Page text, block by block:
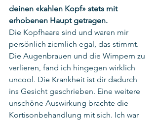
deinen «kahlen Kopf» stets mit
erhobenen Haupt getragen.
Die Kopfhaare sind und waren mir
persönlich ziemlich egal, das stimmt.
Die Augenbrauen und die Wimpern zu
verlieren, fand ich hingegen wirklich
uncool. Die Krankheit ist dir dadurch
ins Gesicht geschrieben. Eine weitere
unschöne Auswirkung brachte die
Kortisonbehandlung mit sich. Ich war